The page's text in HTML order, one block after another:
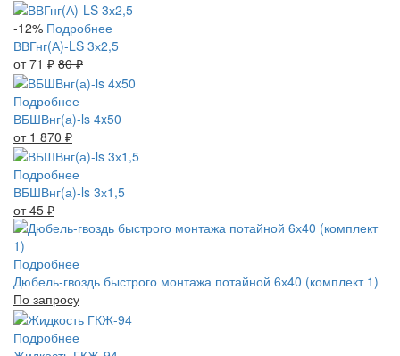
-12% Подробнее
ВВГнг(А)-LS 3х2,5
от 71 ₽ 80₽
Подробнее
ВБШВнг(а)-ls 4x50
от 1 870 ₽
Подробнее
ВБШВнг(а)-ls 3х1,5
от 45 ₽
Подробнее
Дюбель-гвоздь быстрого монтажа потайной 6х40 (комплект 1)
По запросу
Подробнее